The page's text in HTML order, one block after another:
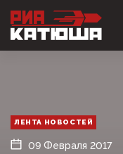
ЛЕНТА НОВОСТЕЙ
09 Февраля 2017